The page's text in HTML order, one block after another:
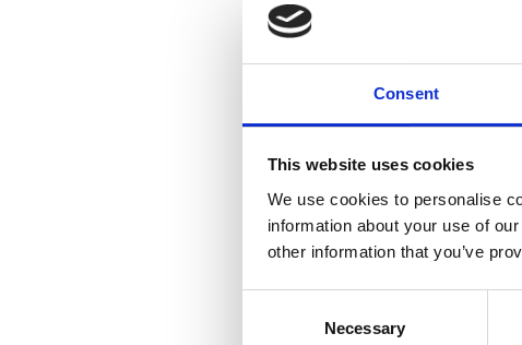
Consent
This website uses cookies
We use cookies to personalise
information about your use of
other information that you’ve
Necessary